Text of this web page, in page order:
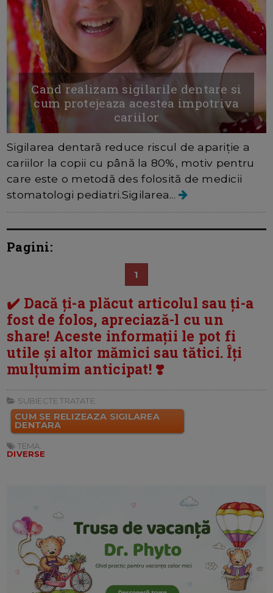
Cand realizam sigilarile dentare si
cum protejeaza acestea impotriva
cariilor
Sigilarea dentară reduce riscul de apariție a
cariilor la copii cu până la 80%, motiv pentru
care este o metodă des folosită de medicii
stomatologi pediatri.Sigilarea...
Pagini:
1
✔️ Dacă ți-a plăcut articolul sau ți-a
fost de folos, apreciază-l cu un
share! Aceste informații le pot fi
utile și altor mămici sau tătici. Îți
mulțumim anticipat! ❣️
SUBIECTE TRATATE:
CUM SE RELIZEAZA SIGILAREA
DENTARA
TEMA:
DIVERSE